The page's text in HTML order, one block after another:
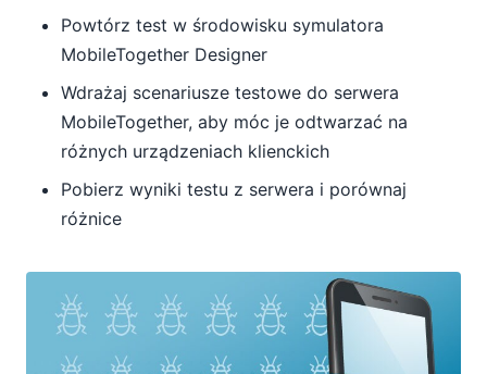
Powtórz test w środowisku symulatora
MobileTogether Designer
Wdrażaj scenariusze testowe do serwera
MobileTogether, aby móc je odtwarzać na
różnych urządzeniach klienckich
Pobierz wyniki testu z serwera i porównaj
różnice